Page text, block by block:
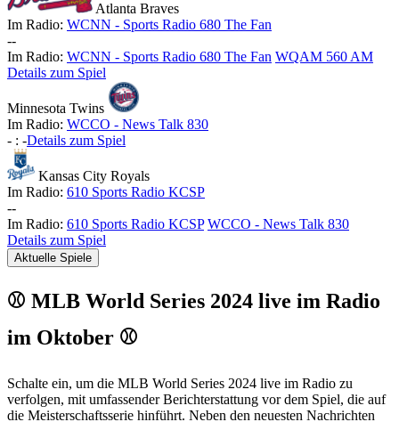
Atlanta Braves
Im Radio: WCNN - Sports Radio 680 The Fan
--
Im Radio: WCNN - Sports Radio 680 The Fan WQAM 560 AM
Details zum Spiel
Minnesota Twins
Im Radio: WCCO - News Talk 830
- : -Details zum Spiel
Kansas City Royals
Im Radio: 610 Sports Radio KCSP
--
Im Radio: 610 Sports Radio KCSP WCCO - News Talk 830
Details zum Spiel
Aktuelle Spiele
⚾ MLB World Series 2024 live im Radio
im Oktober ⚾
Schalte ein, um die MLB World Series 2024 live im Radio zu
verfolgen, mit umfassender Berichterstattung vor dem Spiel, die auf
die Meisterschaftsserie hinführt. Neben den neuesten Nachrichten